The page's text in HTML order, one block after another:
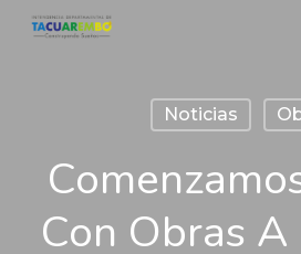
Skip
Noticias
Con Obras